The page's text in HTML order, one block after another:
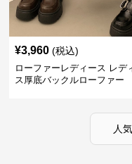
¥3,960 (税込)
ローファーレディース レデ
ス厚底バックルローファー
人